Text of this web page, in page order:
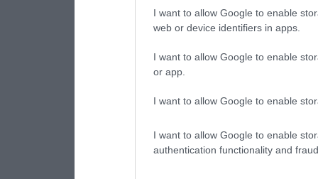
I want to allow Google to enable
web or device identifiers in apps.
I want to allow Google to enable
or app.
I want to allow Google to enable
I want to allow Google to enable
authentication functionality and